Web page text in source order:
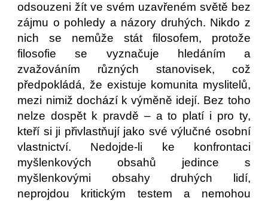
odsouzeni žít ve svém uzavřeném světě bez
zájmu o pohledy a názory druhých. Nikdo z
nich se nemůže stát filosofem, protože
filosofie se vyznačuje hledáním a
zvažováním různých stanovisek, což
předpokládá, že existuje komunita myslitelů,
mezi nimiž dochází k výměně idejí. Bez toho
nelze dospět k pravdě – a to platí i pro ty,
kteří si ji přivlastňují jako své výlučné osobní
vlastnictví. Nedojde-li ke konfrontaci
myšlenkových obsahů jedince s
myšlenkovými obsahy druhých lidí,
neprojdou kritickým testem a nemohou